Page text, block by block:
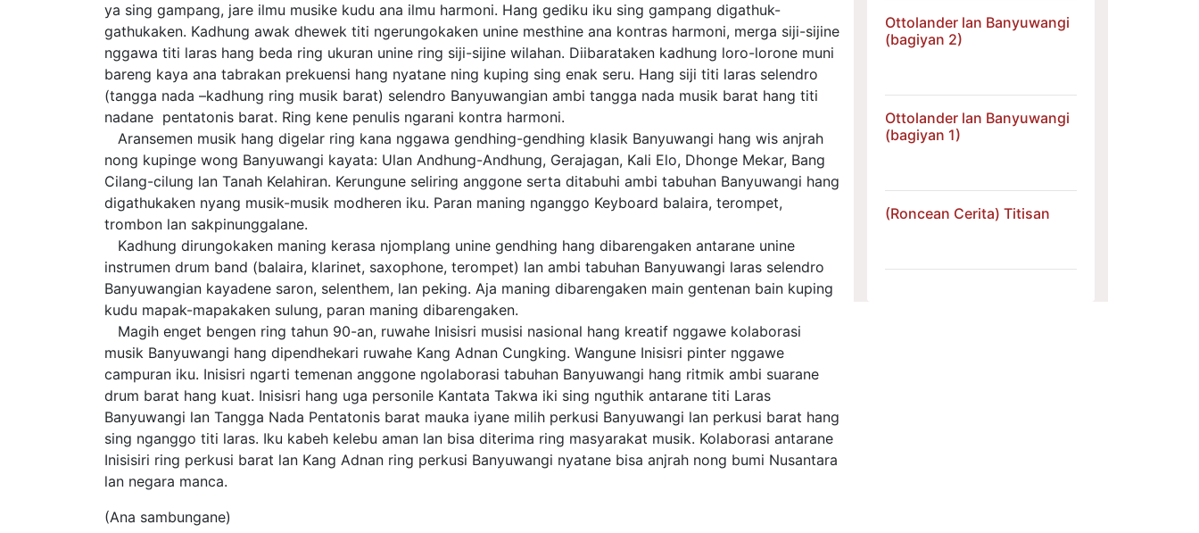
ya sing gampang, jare ilmu musike kudu ana ilmu harmoni. Hang gediku iku sing gampang digathuk-
gathukaken. Kadhung awak dhewek titi ngerungokaken unine mesthine ana kontras harmoni, merga siji-sijine
nggawa titi laras hang beda ring ukuran unine ring siji-sijine wilahan. Diibarataken kadhung loro-lorone muni
bareng kaya ana tabrakan prekuensi hang nyatane ning kuping sing enak seru. Hang siji titi laras selendro
(tangga nada –kadhung ring musik barat) selendro Banyuwangian ambi tangga nada musik barat hang titi
nadane pentatonis barat. Ring kene penulis ngarani kontra harmoni.
Aransemen musik hang digelar ring kana nggawa gendhing-gendhing klasik Banyuwangi hang wis anjrah
nong kupinge wong Banyuwangi kayata: Ulan Andhung-Andhung, Gerajagan, Kali Elo, Dhonge Mekar, Bang
Cilang-cilung lan Tanah Kelahiran. Kerungune seliring anggone serta ditabuhi ambi tabuhan Banyuwangi hang
digathukaken nyang musik-musik modheren iku. Paran maning nganggo Keyboard balaira, terompet,
trombon lan sakpinunggalane.
Kadhung dirungokaken maning kerasa njomplang unine gendhing hang dibarengaken antarane unine
instrumen drum band (balaira, klarinet, saxophone, terompet) lan ambi tabuhan Banyuwangi laras selendro
Banyuwangian kayadene saron, selenthem, lan peking. Aja maning dibarengaken main gentenan bain kuping
kudu mapak-mapakaken sulung, paran maning dibarengaken.
Magih enget bengen ring tahun 90-an, ruwahe Inisisri musisi nasional hang kreatif nggawe kolaborasi
musik Banyuwangi hang dipendhekari ruwahe Kang Adnan Cungking. Wangune Inisisri pinter nggawe
campuran iku. Inisisri ngarti temenan anggone ngolaborasi tabuhan Banyuwangi hang ritmik ambi suarane
drum barat hang kuat. Inisisri hang uga personile Kantata Takwa iki sing nguthik antarane titi Laras
Banyuwangi lan Tangga Nada Pentatonis barat mauka iyane milih perkusi Banyuwangi lan perkusi barat hang
sing nganggo titi laras. Iku kabeh kelebu aman lan bisa diterima ring masyarakat musik. Kolaborasi antarane
Inisisiri ring perkusi barat lan Kang Adnan ring perkusi Banyuwangi nyatane bisa anjrah nong bumi Nusantara
lan negara manca.
(Ana sambungane)
Ottolander lan Banyuwangi
(bagiyan 2)
Ottolander lan Banyuwangi
(bagiyan 1)
(Roncean Cerita) Titisan